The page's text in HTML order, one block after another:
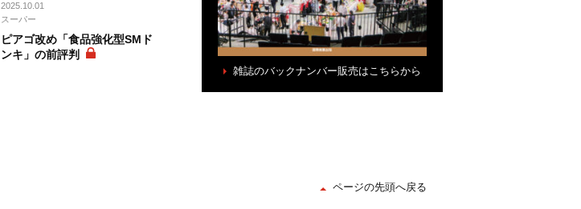
2025.10.01
スーパー
ピアゴ改め「食品強化型SMド
ンキ」の前評判
雑誌のバックナンバー販売はこちらから
ページの先頭へ戻る